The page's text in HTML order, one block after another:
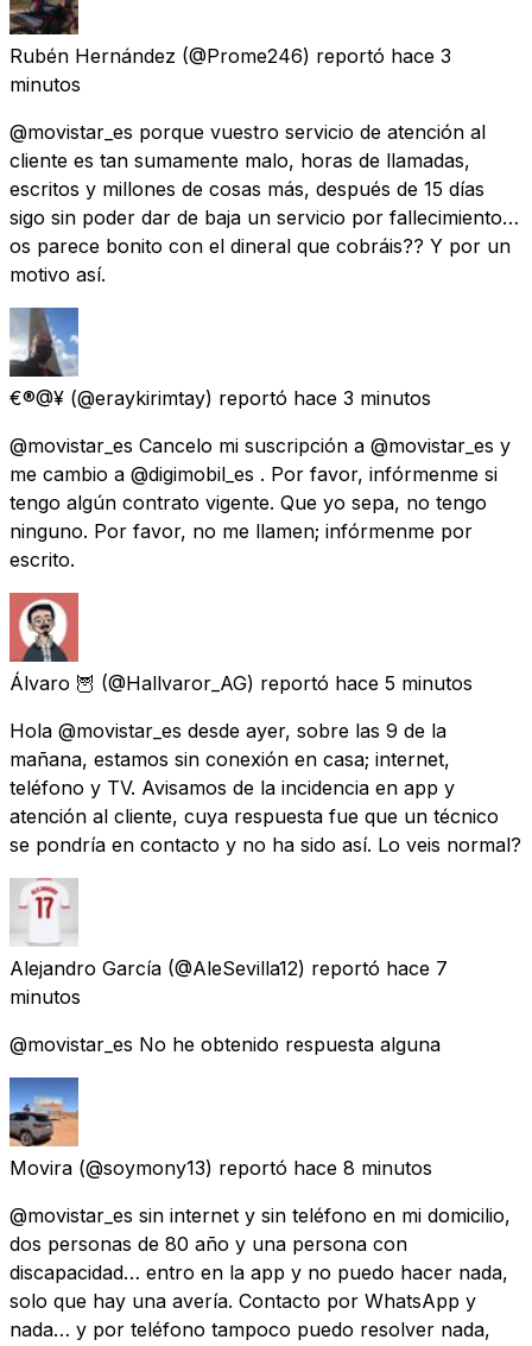
Rubén Hernández (@Prome246) reportó hace 3
minutos
@movistar_es porque vuestro servicio de atención al
cliente es tan sumamente malo, horas de llamadas,
escritos y millones de cosas más, después de 15 días
sigo sin poder dar de baja un servicio por fallecimiento…
os parece bonito con el dineral que cobráis?? Y por un
motivo así.
€®@¥ (@eraykirimtay) reportó hace 3 minutos
@movistar_es Cancelo mi suscripción a @movistar_es y
me cambio a @digimobil_es . Por favor, infórmenme si
tengo algún contrato vigente. Que yo sepa, no tengo
ninguno. Por favor, no me llamen; infórmenme por
escrito.
Álvaro 🦉 (@Hallvaror_AG) reportó hace 5 minutos
Hola @movistar_es desde ayer, sobre las 9 de la
mañana, estamos sin conexión en casa; internet,
teléfono y TV. Avisamos de la incidencia en app y
atención al cliente, cuya respuesta fue que un técnico
se pondría en contacto y no ha sido así. Lo veis normal?
Alejandro García (@AleSevilla12) reportó hace 7
minutos
@movistar_es No he obtenido respuesta alguna
Movira (@soymony13) reportó hace 8 minutos
@movistar_es sin internet y sin teléfono en mi domicilio,
dos personas de 80 año y una persona con
discapacidad… entro en la app y no puedo hacer nada,
solo que hay una avería. Contacto por WhatsApp y
nada… y por teléfono tampoco puedo resolver nada,